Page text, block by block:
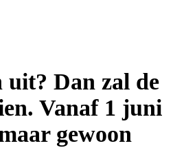
uit? Dan zal de
Vanaf 1 juni
gewoon